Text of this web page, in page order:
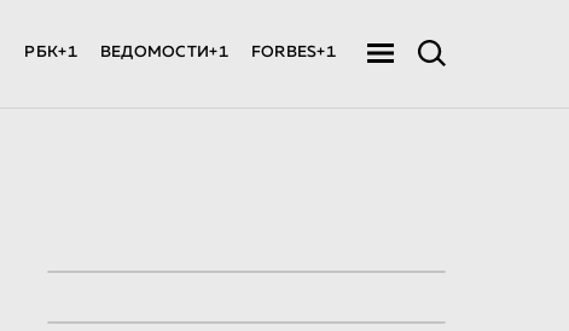
РБК+1 ВЕДОМОСТИ+1 FORBES+1